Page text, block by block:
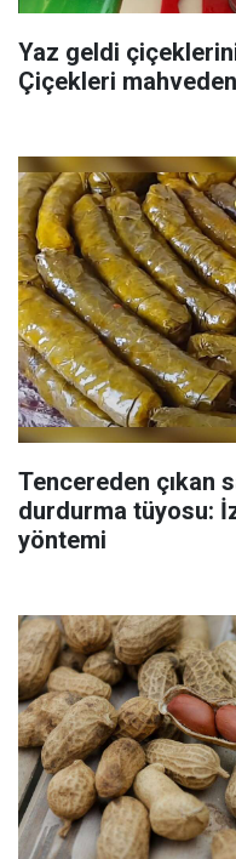
Yaz geldi
Çiçekleri
Tencereden çıkan
durdurma tüyosu:
yöntemi